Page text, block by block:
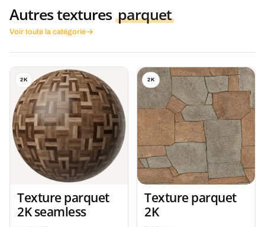
Autres textures parquet
Voir toute la catégorie
2K
Texture parquet
2K seamless
2K
Texture parquet
2K